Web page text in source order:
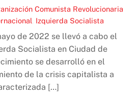
Comunista Revolucionaria
Izquierda Socialista
de 2022 se llevó a cabo el
Socialista en Ciudad de
se desarrolló en el
de la crisis capitalista a
[…]